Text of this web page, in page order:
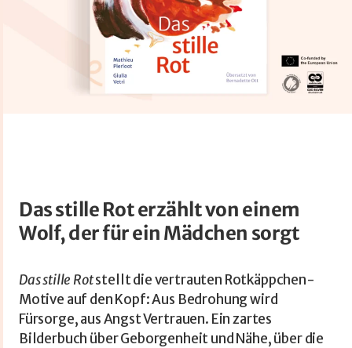
Das stille Rot erzählt von einem
Wolf, der für ein Mädchen sorgt
Das stille Rotstellt die vertrauten Rotkäppchen-
Motive auf den Kopf: Aus Bedrohung wird
Fürsorge, aus Angst Vertrauen. Ein zartes
Bilderbuch über Geborgenheit und Nähe, über die